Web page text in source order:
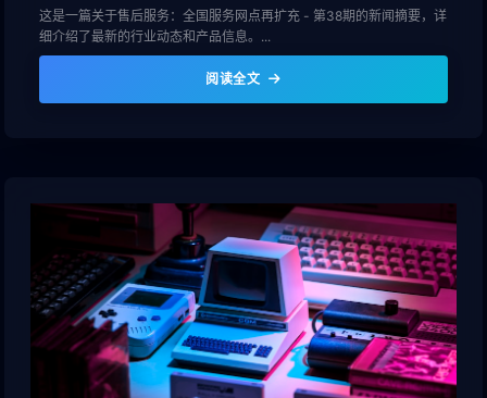
这是一篇关于售后服务：全国服务网点再扩充 - 第38期的新闻摘要，详
细介绍了最新的行业动态和产品信息。...
阅读全文